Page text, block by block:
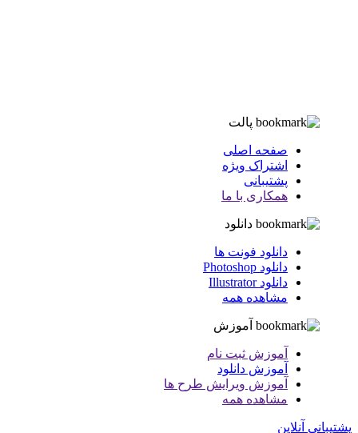
پالت
صفحه اصلی
اشتراک ویژه
پشتیبانی
همکاری با ما
دانلود
دانلود فونت ها
دانلود Photoshop
دانلود Illustrator
مشاهده همه
آموزش
آموزش ثبت نام
آموزش دانلود
آموزش ویرایش طرح ها
مشاهده همه
پشتیبانی آنلاین